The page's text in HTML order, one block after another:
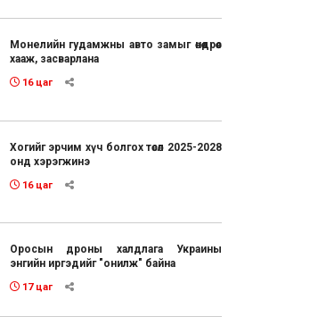
Монелийн гудамжны авто замыг өнөөдрөөс
хааж, засварлана
16 цаг
Хогийг эрчим хүч болгох төсөл 2025-2028
онд хэрэгжинэ
16 цаг
Оросын дроны халдлага Украины
энгийн иргэдийг "онилж" байна
17 цаг